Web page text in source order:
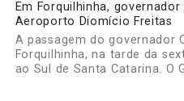
Em Forquilhinha,
Aeroporto Diomício Freitas
A passagem do governador
Forquilhinha, na tarde da
ao Sul de Santa Catarina. O